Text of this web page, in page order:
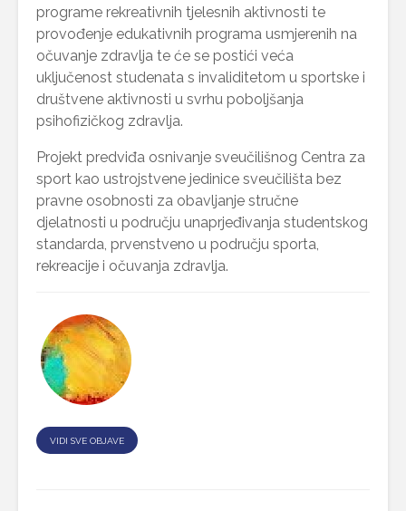
programe rekreativnih tjelesnih aktivnosti te
provođenje edukativnih programa usmjerenih na
očuvanje zdravlja te će se postići veća
uključenost studenata s invaliditetom u sportske i
društvene aktivnosti u svrhu poboljšanja
psihofizičkog zdravlja.
Projekt predviđa osnivanje sveučilišnog Centra za
sport kao ustrojstvene jedinice sveučilišta bez
pravne osobnosti za obavljanje stručne
djelatnosti u području unaprjeđivanja studentskog
standarda, prvenstveno u području sporta,
rekreacije i očuvanja zdravlja.
VIDI SVE OBJAVE